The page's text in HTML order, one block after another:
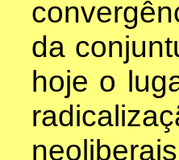
da
hoje o